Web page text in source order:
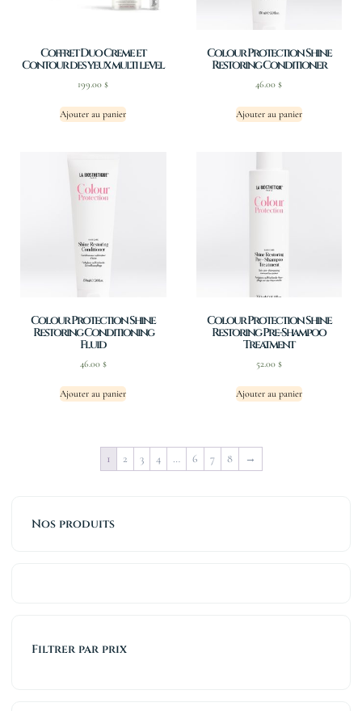
Nos produits
Filtrer par prix
Coffret Duo Creme et
Contour des yeux multi level
199.00$
Ajouter au panier
Colour Protection Shine
Restoring Conditioner
46.00$
Ajouter au panier
Colour Protection Shine
Restoring Conditioning
Fluid
46.00 $
Ajouter au panier
Colour Protection Shine
Restoring Pre-Shampoo
Treatment
52.00 $
Ajouter au panier
1 2 3 4 … 6 7 8 →